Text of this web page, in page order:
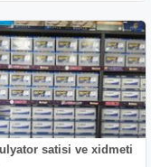
satisi ve xidmeti